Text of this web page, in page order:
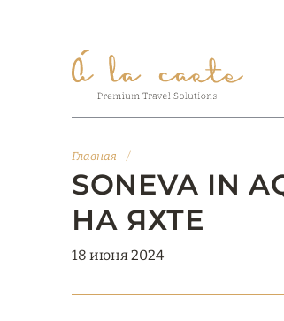
Главная /
SONEVA
НА ЯХТЕ
18 июня 2024